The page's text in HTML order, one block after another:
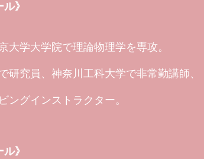
》
大学大学院で理論物理学を専攻。
研究員、神奈川工科大学で非常勤講師、
ングインストラクター。
》